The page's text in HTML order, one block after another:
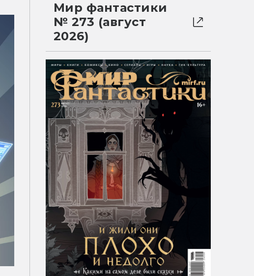
Мир фантастики
№ 273 (август
2026)